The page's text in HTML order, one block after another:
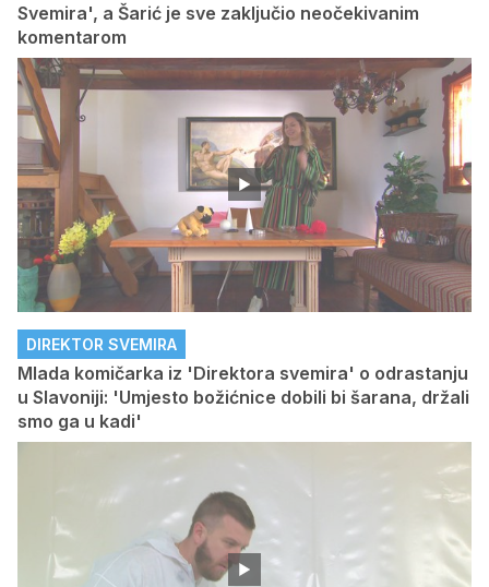
Svemira', a Šarić je sve zaključio neočekivanim
komentarom
DIREKTOR SVEMIRA
Mlada komičarka iz 'Direktora svemira' o odrastanju
u Slavoniji: 'Umjesto božićnice dobili bi šarana, držali
smo ga u kadi'